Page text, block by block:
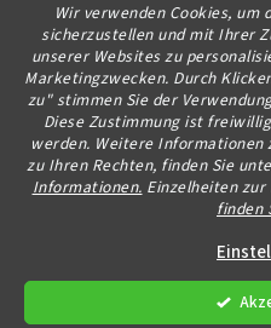
Wir verwenden Cookies,
sicherzustellen und mit Ihrer
unserer Websites zu
Marketingzwecken. Durch
zu" stimmen Sie der
Diese Zustimmung ist
werden. Weitere Informationen
zu Ihren Rechten, finden Sie
Informationen. Einzelheiten
finden
Kontakt
info@diagstore.at
Copyright 2026diagstore.at.